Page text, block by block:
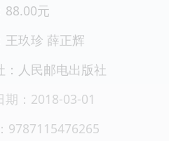
88.00元
王玖珍 薛正辉
：人民邮电出版社
期：2018-03-01
9787115476265